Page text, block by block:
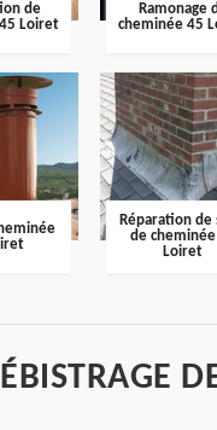
de
Loiret
Ramonage
cheminée 45
Réparation de
de
Loiret